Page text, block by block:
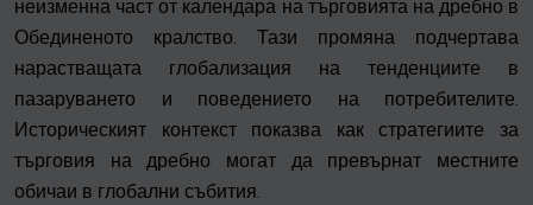
неизменна част от календара на търговията на дребно в
Обединеното кралство. Тази промяна подчертава
нарастващата глобализация на тенденциите в
пазаруването и поведението на потребителите.
Историческият контекст показва как стратегиите за
търговия на дребно могат да превърнат местните
обичаи в глобални събития.